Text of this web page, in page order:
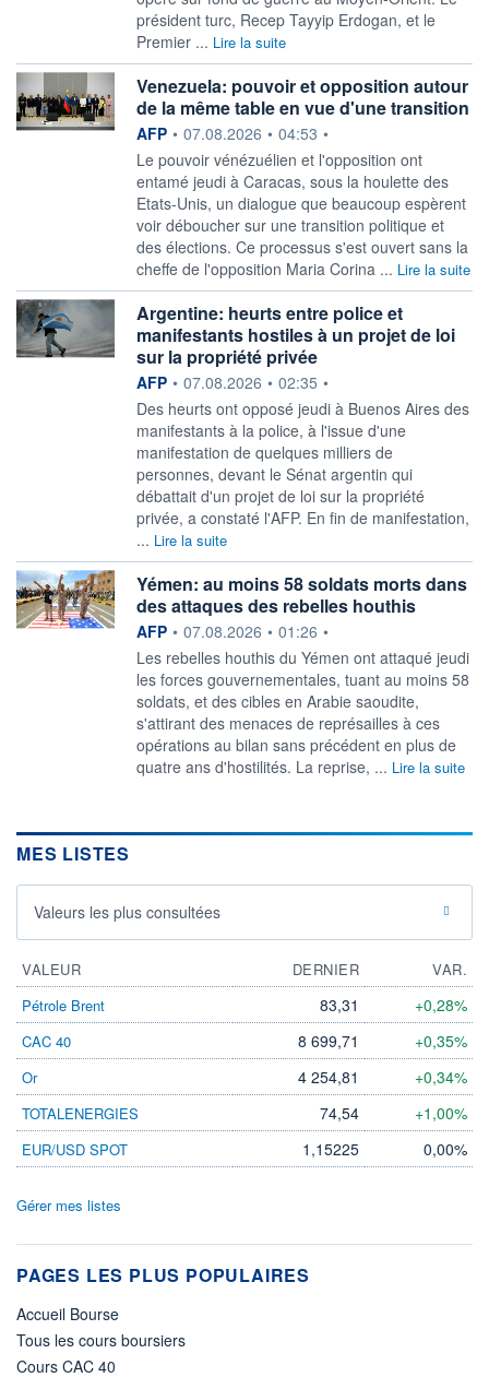
président turc, Recep Tayyip Erdogan, et le
Premier ... Lire la suite
Venezuela: pouvoir et opposition autour
de la même table en vue d'une transition
information fournie par
AFP • 07.08.2026 • 04:53 •
Le pouvoir vénézuélien et l'opposition ont
entamé jeudi à Caracas, sous la houlette des
Etats-Unis, un dialogue que beaucoup espèrent
voir déboucher sur une transition politique et
des élections. Ce processus s'est ouvert sans la
cheffe de l'opposition Maria Corina ... Lire la suite
Argentine: heurts entre police et
manifestants hostiles à un projet de loi
sur la propriété privée
information fournie par
AFP • 07.08.2026 • 02:35 •
Des heurts ont opposé jeudi à Buenos Aires des
manifestants à la police, à l'issue d'une
manifestation de quelques milliers de
personnes, devant le Sénat argentin qui
débattait d'un projet de loi sur la propriété
privée, a constaté l'AFP. En fin de manifestation,
... Lire la suite
Yémen: au moins 58 soldats morts dans
des attaques des rebelles houthis
information fournie par
AFP • 07.08.2026 • 01:26 •
Les rebelles houthis du Yémen ont attaqué jeudi
les forces gouvernementales, tuant au moins 58
soldats, et des cibles en Arabie saoudite,
s'attirant des menaces de représailles à ces
opérations au bilan sans précédent en plus de
quatre ans d'hostilités. La reprise, ... Lire la suite
MES LISTES
Valeurs les plus consultées
VALEUR DERNIER
VAR.
Pétrole Brent
83,31 +0,28%
CAC 40 8 699,71 +0,35%
Or 4 254,81 +0,34%
TOTALENERGIES 74,54 +1,00%
EUR/USD SPOT 1,15225 0,00%
Gérer mes listes
PAGES LES PLUS POPULAIRES
Accueil Bourse
Tous les cours boursiers
Cours CAC 40